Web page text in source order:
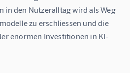
in den Nutzeralltag wird als Weg
zu erschliessen und die
enormen Investitionen in KI-